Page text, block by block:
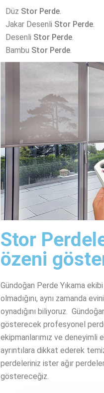
Düz Stor Perde.
Jakar Desenli Stor Perde.
Desenli Stor Perde.
Bambu Stor Perde.
Stor
özeni
Gündoğan Perde Yıkama
olmadığını, aynı zamanda
oynadığını biliyoruz.
gösterecek profesyonel
ekipmanlarımız ve
ayrıntılara dikkat ederek
perdeleriniz ister ağır
göstereceğiz.